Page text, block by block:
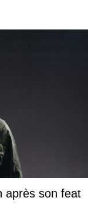
après son feat